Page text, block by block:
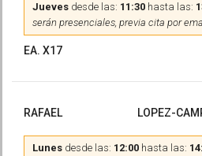
Jueves desde las: 11:30 hasta las:
serán presenciales, previa cita por
EA. X17
RAFAEL LOPEZ-
Lunes desde las: 12:00 hasta las: